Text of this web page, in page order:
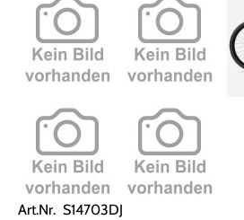
Art.Nr. S14703DJ